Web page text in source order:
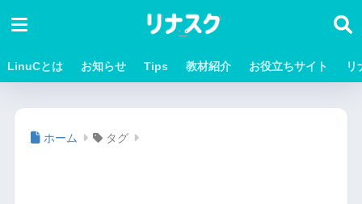
LinuCとは お知らせ Tips 教材紹介 お役立ちサイト リ
ホーム タグ